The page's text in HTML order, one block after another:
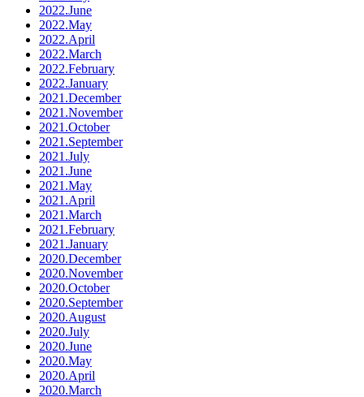
2022.June
2022.May
2022.April
2022.March
2022.February
2022.January
2021.December
2021.November
2021.October
2021.September
2021.July
2021.June
2021.May
2021.April
2021.March
2021.February
2021.January
2020.December
2020.November
2020.October
2020.September
2020.August
2020.July
2020.June
2020.May
2020.April
2020.March